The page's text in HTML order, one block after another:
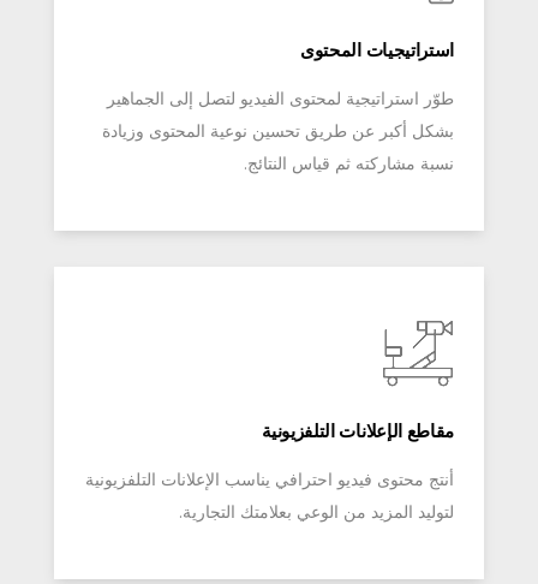
استراتيجيات المحتوى
طوّر استراتيجية لمحتوى الفيديو لتصل إلى الجماهير
بشكل أكبر عن طريق تحسين نوعية المحتوى وزيادة
نسبة مشاركته ثم قياس النتائج.
مقاطع الإعلانات التلفزيونية
أنتج محتوى فيديو احترافي يناسب الإعلانات التلفزيونية
لتوليد المزيد من الوعي بعلامتك التجارية.